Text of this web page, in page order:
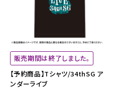
販売期間は終了しました。
【予約商品】Tシャツ/34thSG ア
ンダーライブ